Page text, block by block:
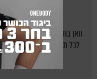
מאת
וואן בודי - אתר הכושר של
לכל תחום הכושר, תזונה